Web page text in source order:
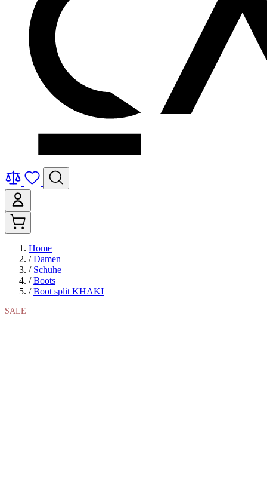
Home
/ Damen
/ Schuhe
/ Boots
/ Boot split KHAKI
SALE